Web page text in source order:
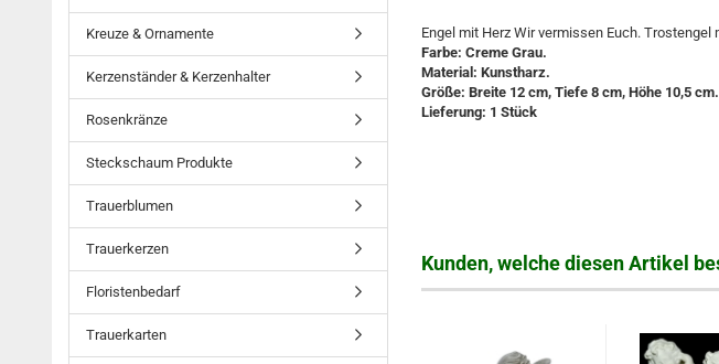
Engel mit Herz Wir vermissen Euch. Trostengel
Farbe: Creme Grau.
Material: Kunstharz.
Größe: Breite 12 cm, Tiefe 8 cm, Höhe 10,5 cm.
Lieferung: 1 Stück
Kunden, welche diesen Artikel
Kreuze & Ornamente
Kerzenständer & Kerzenhalter
Rosenkränze
Steckschaum Produkte
Trauerblumen
Trauerkerzen
Floristenbedarf
Trauerkarten